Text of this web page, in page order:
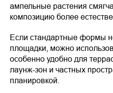
ампельные растения
композицию более
Если стандартные формы
площадки, можно
особенно удобно для
лаунж-зон и частных
планировкой.